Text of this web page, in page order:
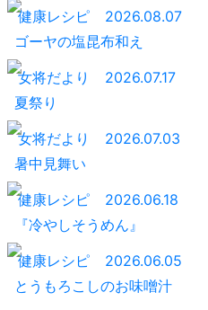
健康レシピ
2026.08.07
ゴーヤの塩昆布和え
女将だより
2026.07.17
夏祭り
女将だより
2026.07.03
暑中見舞い
健康レシピ
2026.06.18
『冷やしそうめん』
健康レシピ
2026.06.05
とうもろこしのお味噌汁